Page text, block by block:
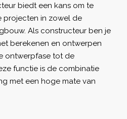
biedt een kans om te
projecten in zowel de
Als constructeur ben je
berekenen en ontwerpen
ontwerpfase tot de
functie is de combinatie
met een hoge mate van